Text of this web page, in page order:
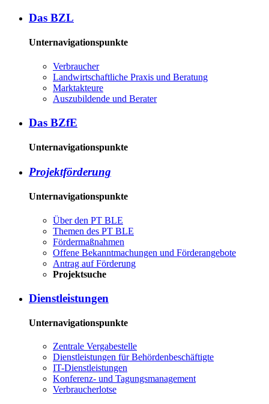
Das BZL
Unternavigationspunkte
Ver­brau­cher
Land­wirtschaft­liche Pra­xis und Be­ra­tung
Mark­tak­teu­re
Aus­zu­bil­den­de und Be­ra­ter
Das BZ­fE
Unternavigationspunkte
Pro­jekt­för­de­rung
Unternavigationspunkte
Über den PT BLE
The­men des PT BLE
För­der­maß­nah­men
Of­fe­ne Be­kannt­ma­chun­gen und För­der­an­ge­bo­te
An­trag auf För­de­rung
Pro­jekt­su­che
Dienst­leis­tun­gen
Unternavigationspunkte
Zen­tra­le Ver­ga­be­stel­le
Dienst­leis­tun­gen für Be­hör­den­be­schäf­tig­te
IT-Dienst­leis­tun­gen
Kon­fe­renz- und Tagungs­management
Ver­brau­cher­lot­se